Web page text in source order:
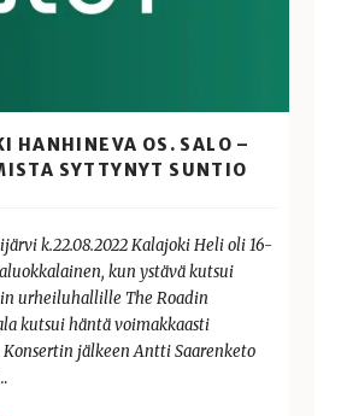
HANHINEVA OS. SALO –
SYTTYNYT SUNTIO
k.22.08.2022 Kalajoki Heli oli 16-
kun ystävä kutsui
urheiluhallille The Roadin
kutsui häntä voimakkaasti
jälkeen Antti Saarenketo